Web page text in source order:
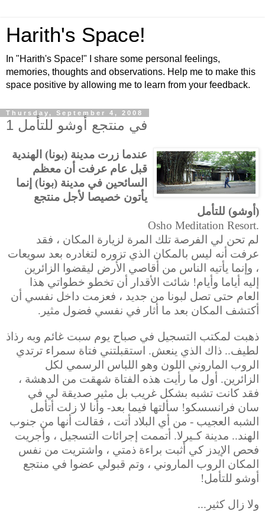
Harith's Space!
In "Harith's Space!" I share some personal feelings,
memories, thoughts and observations. Help me to make this
space positive by allowing me to learn from your feedback.
Thursday, September 4, 2008
في منتجع أوشو للتأمل 1
عندما زرت مدينة (بونا) الهندية
قبل عام عرفت أن معظم
السائحين في مدينة (بونا) إنما
يأتون خصيصا لأجل منتجع
(أوشو) للتأمل
Osho Meditation Resort.
لم تحن لي الفرصة تلك المرة لزيارة المكان ، فقد
عرفت أنه ليس بالمكان الذي تزوره لتغادره بعد سويعات
، وإنما يأتيه الناس من أقاصي الأرض ليقضوا الزائرين
إليه أياما وأيام! شائت الأقدار أن تخطو خطواتي هذا
العام حتى تصل لبونا من جديد ، فعزمت داخل نفسي أن
أكتشف المكان بعد ما أثار في نفسي فضول مثير.
ذهبت لمكتب التسجيل في صباح يوم سبت غائم وبه رذاذ
لطيف.. ذاك الذي ينعش. استقبلتني فتاة سمراء ترتدي
الروب الماروني اللون وهو اللباس الرسمي لكل
الزائرين. أول ما رأيت هذه الفتاة شهقت من الدهشة ،
فقد كانت تشبه بشكل غريب بل مثير صديقة لي في
سان فرانسسكو! سألتها فيما بعد- وأنا لا زلت أتأمل
الشبه العجيب - من أي البلاد أتت ، فقالت أنها من جنوب
الهند.. مدينة كـيرلا. أتممت إجرائات التسجيل ، وأجريت
فحص الإيدز كي أثبت براءة ذمتي ، واشتريت من نفس
المكان الروب الماروني ، وتم قبولي عضوا في منتجع
أوشو للتأمل!
ولا زال كثير...